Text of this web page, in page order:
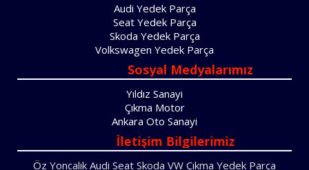
Audi Yedek Parça
Seat Yedek Parça
Skoda Yedek Parça
Volkswagen Yedek Parça
Sosyal Medyalarımız
Yıldız Sanayi
Çıkma Motor
Ankara Oto Sanayi
İletişim Bilgilerimiz
Öz Yoncalık Audi Seat Skoda VW Çıkma Yedek Parça